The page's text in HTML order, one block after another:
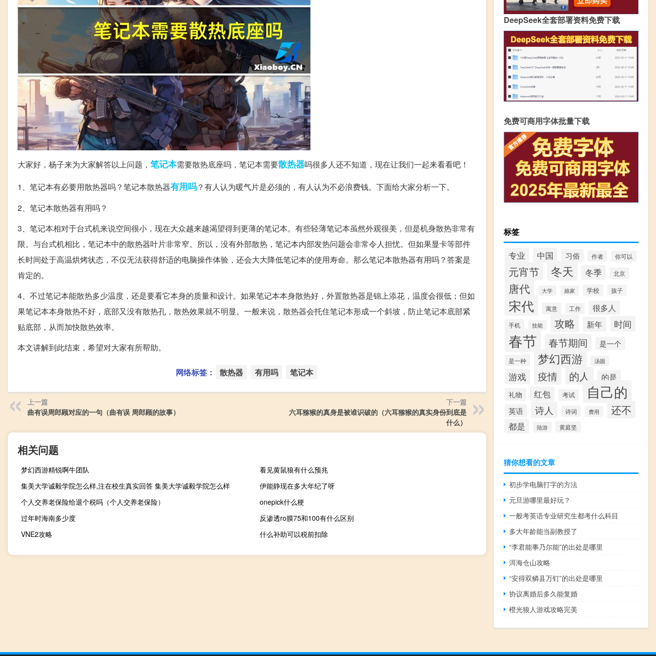
大家好，杨子来为大家解答以上问题， 笔记本需要散热底座吗，笔记本需要散热器吗很多人还不知道，现在让我们一起来看看吧！
1、笔记本有必要用散热器吗？笔记本散热器有用吗？有人认为暖气片是必须的，有人认为不必浪费钱。下面给大家分析一下。
2、笔记本散热器有用吗？
3、笔记本相对于台式机来说空间很小，现在大众越来越渴望得到更薄的笔记本。有些轻薄笔记本虽然外观很美，但是机身散热非常有
限。与台式机相比，笔记本中的散热器叶片非常窄。所以，没有外部散热，笔记本内部发热问题会非常令人担忧。但如果显卡等部件
长时间处于高温烘烤状态，不仅无法获得舒适的电脑操作体验，还会大大降低笔记本的使用寿命。那么笔记本散热器有用吗？答案是
肯定的。
4、不过笔记本能散热多少温度，还是要看它本身的质量和设计。如果笔记本本身散热好，外置散热器是锦上添花，温度会很低；但如
果笔记本本身散热不好，底部又没有散热孔，散热效果就不明显。一般来说，散热器会托住笔记本形成一个斜坡，防止笔记本底部紧
贴底部，从而加快散热效率。
本文讲解到此结束，希望对大家有所帮助。
网络标签： 散热器 有用吗 笔记本
上一篇
曲有误周郎顾对应的一句（曲有误 周郎顾的故事）
下一篇
六耳猕猴的真身是被谁识破的（六耳猕猴的真实身份到底是
什么）
相关问题
梦幻西游精锐啊牛团队
看见黄鼠狼有什么预兆
集美大学诚毅学院怎么样,注在校生真实回答 集美大学诚毅学院怎么样
伊能静现在多大年纪了呀
个人交养老保险给退个税吗（个人交养老保险）
onepick什么梗
过年时海南多少度
反渗透ro膜75和100有什么区别
VNE2攻略
什么补助可以税前扣除
DeepSeek全套部署资料免费下载
免费可商用字体批量下载
标签
专业 中国 习俗 作者 你可以
元宵节 冬天 冬季 北京
唐代 大学 娘家 学校 孩子
宋代 寓意 工作 很多人
手机 技能 攻略 新年 时间
春节 春节期间 是一个
是一种 梦幻西游 汤圆
游戏 疫情 的人 的是
礼物 红包 考试 自己的
英语 诗人 诗词 费用 还不
都是 陆游 黄庭坚
猜你想看的文章
初步学电脑打字的方法
元旦游哪里最好玩？
一般考英语专业研究生都考什么科目
多大年龄能当副教授了
“李君能事乃尔能”的出处是哪里
洱海仓山攻略
“安得双鳞县万钉”的出处是哪里
协议离婚后多久能复婚
橙光狼人游戏攻略完美